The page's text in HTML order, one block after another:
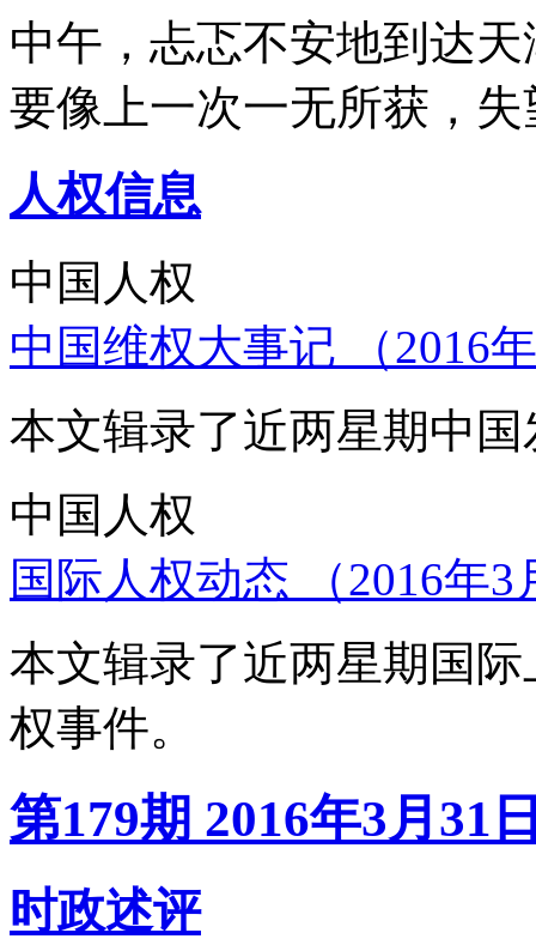
中午，忐忑不安地到达
要像上一次一无所获，
人权信息
中国人权
中国维权大事记 （2016
本文辑录了近两星期中
中国人权
国际人权动态 （2016年
本文辑录了近两星期国
权事件。
第179期 2016年3月31
时政述评